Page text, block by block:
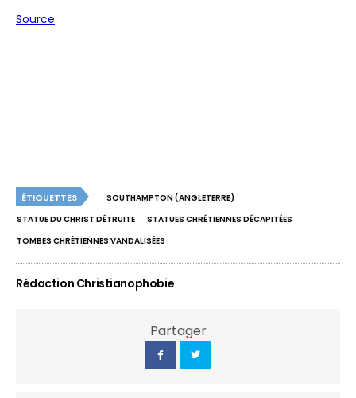
Source
ÉTIQUETTES
SOUTHAMPTON (ANGLETERRE)
STATUE DU CHRIST DÉTRUITE
STATUES CHRÉTIENNES DÉCAPITÉES
TOMBES CHRÉTIENNES VANDALISÉES
Rédaction Christianophobie
Partager